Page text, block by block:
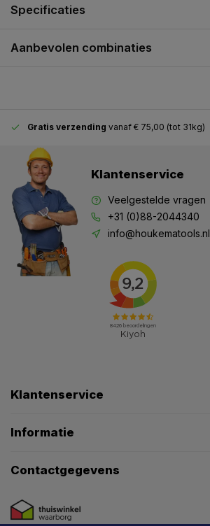
Specificaties
Aanbevolen combinaties
Gratis verzending vanaf € 75,00 (tot 31kg)
Klantenservice
Veelgestelde vragen
+31 (0)88-2044340
info@houkematools.nl
Klantenservice
Informatie
Contactgegevens